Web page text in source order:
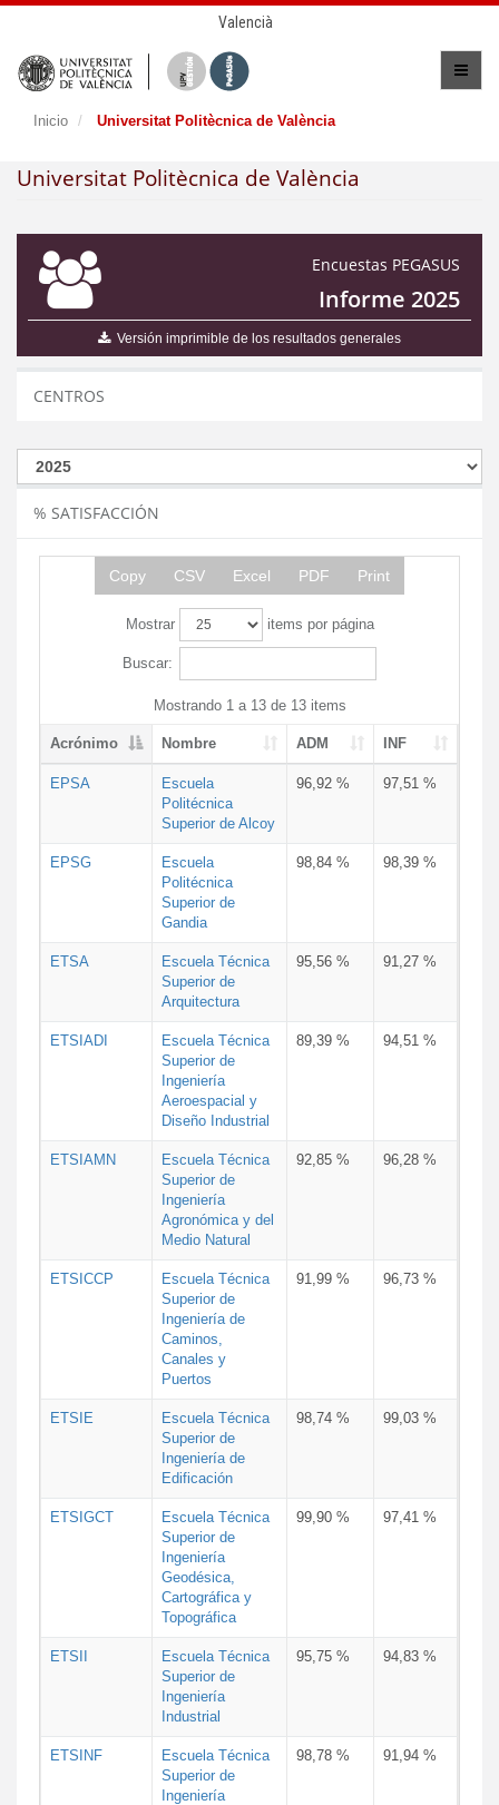
Valencià
Inicio Universitat Politècnica de València
Universitat Politècnica de València
Encuestas PEGASUS
Informe 2025
Versión imprimible de los resultados generales
CENTROS
% SATISFACCIÓN
Copy CSV Excel PDF Print
Mostrar items por página
Buscar:
Mostrando 1 a 13 de 13 items
Acrónimo Nombre ADM INF
EPSA
Escuela
Politécnica
Superior de Alcoy
96,92 % 97,51 %
EPSG
Escuela
Politécnica
Superior de
Gandia
98,84 % 98,39 %
ETSA
Escuela Técnica
Superior de
Arquitectura
95,56 % 91,27 %
ETSIADI
Escuela Técnica
Superior de
Ingeniería
Aeroespacial y
Diseño Industrial
89,39 % 94,51 %
ETSIAMN
Escuela Técnica
Superior de
Ingeniería
Agronómica y del
Medio Natural
92,85 % 96,28 %
ETSICCP
Escuela Técnica
Superior de
Ingeniería de
Caminos,
Canales y
Puertos
91,99 % 96,73 %
ETSIE
Escuela Técnica
Superior de
Ingeniería de
Edificación
98,74 % 99,03 %
ETSIGCT
Escuela Técnica
Superior de
Ingeniería
Geodésica,
Cartográfica y
Topográfica
99,90 % 97,41 %
ETSII
Escuela Técnica
Superior de
Ingeniería
Industrial
95,75 % 94,83 %
ETSINF
Escuela Técnica
Superior de
Ingeniería
98,78 % 91,94 %